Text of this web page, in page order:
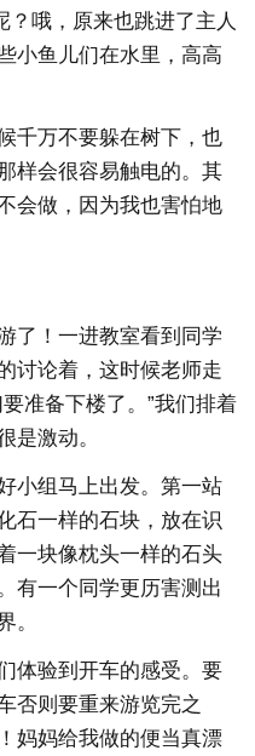
？哦，原来也跳进了主人
小鱼儿们在水里，高高
千万不要躲在树下，也
样会很容易触电的。其
会做，因为我也害怕地
了！一进教室看到同学
讨论着，这时候老师走
准备下楼了。”我们排着
是激动。
小组马上出发。第一站
石一样的石块，放在识
一块像枕头一样的石头
有一个同学更历害测出
。
体验到开车的感受。要
否则要重来游览完之
妈妈给我做的便当真漂